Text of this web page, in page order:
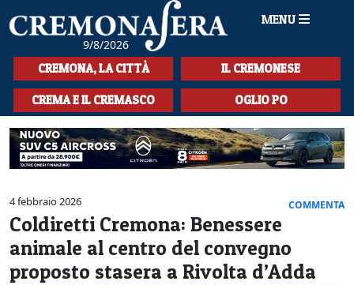
9/8/2026
MENU
HOME
CRONACA
SPORT
LA MUSICA
CULTURA
LA STORIA
SPETTACOLI
CREMONA, LA CITTÀ IL CREMONESE
CREMA E IL CREMASCO OGLIO PO
4 febbraio 2026 COMMENTA
Coldiretti Cremona: Benessere
animale al centro del convegno
proposto stasera a Rivolta d’Adda